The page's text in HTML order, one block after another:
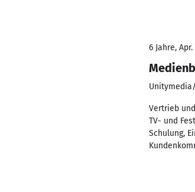
6 Jahre,
Vertrieb
TV- und
Schulung,